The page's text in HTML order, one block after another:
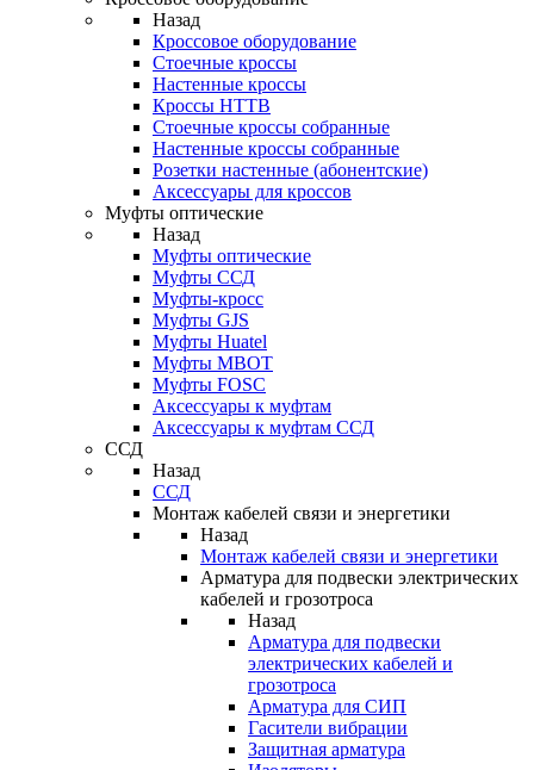
Назад
Кроссовое оборудование
Стоечные кроссы
Настенные кроссы
Кроссы HTTB
Стоечные кроссы собранные
Настенные кроссы собранные
Розетки настенные (абонентские)
Аксессуары для кроссов
Муфты оптические
Назад
Муфты оптические
Муфты ССД
Муфты-кросс
Муфты GJS
Муфты Huatel
Муфты МВОТ
Муфты FOSC
Аксессуары к муфтам
Аксессуары к муфтам ССД
ССД
Назад
ССД
Монтаж кабелей связи и энергетики
Назад
Монтаж кабелей связи и энергетики
Арматура для подвески электрических
кабелей и грозотроса
Назад
Арматура для подвески
электрических кабелей и
грозотроса
Арматура для СИП
Гасители вибрации
Защитная арматура